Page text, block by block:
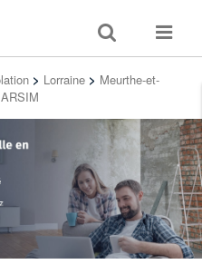
Toggle
search
Toggle
> Lorraine > Meurthe-et-